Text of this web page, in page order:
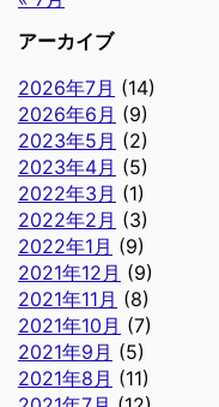
アーカイブ
2026年7月 (14)
2026年6月 (9)
2023年5月 (2)
2023年4月 (5)
2022年3月 (1)
2022年2月 (3)
2022年1月 (9)
2021年12月 (9)
2021年11月 (8)
2021年10月 (7)
2021年9月 (5)
2021年8月 (11)